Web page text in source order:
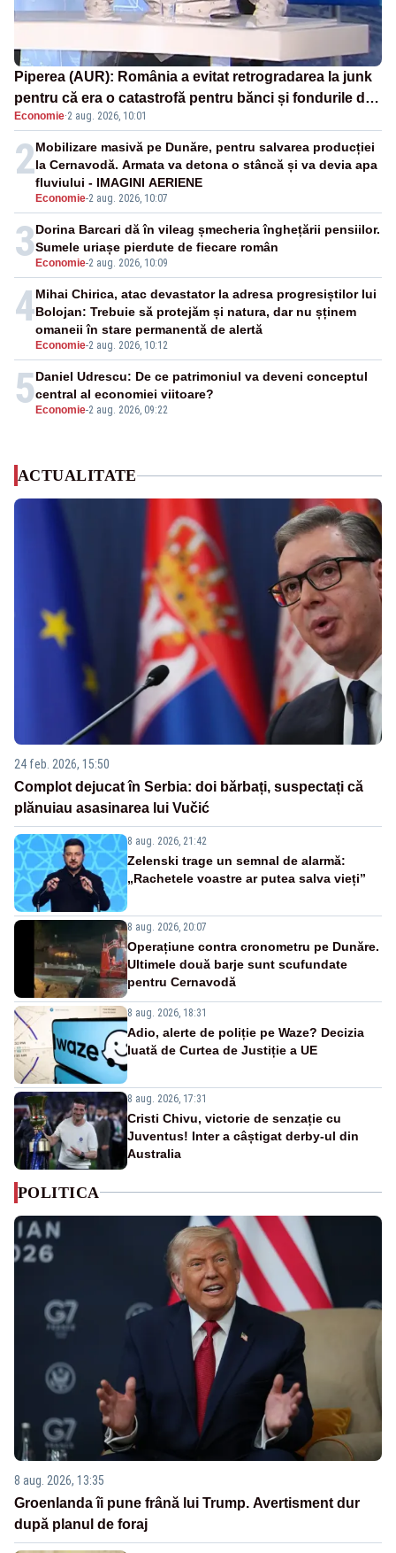
Piperea (AUR): România a evitat retrogradarea la junk
pentru că era o catastrofă pentru bănci și fondurile de
pensii
Economie·2 aug. 2026, 10:01
2
Economie-2 aug. 2026, 10:07
Mobilizare masivă pe Dunăre, pentru salvarea producției
la Cernavodă. Armata va detona o stâncă și va devia apa
fluviului - IMAGINI AERIENE
3 Economie-2 aug. 2026, 10:09
Dorina Barcari dă în vileag șmecheria înghețării pensiilor.
Sumele uriașe pierdute de fiecare român
4
Economie-2 aug. 2026, 10:12
Mihai Chirica, atac devastator la adresa progresiștilor lui
Bolojan: Trebuie să protejăm și natura, dar nu șținem
omaneii în stare permanentă de alertă
5 Economie-2 aug. 2026, 09:22
Daniel Udrescu: De ce patrimoniul va deveni conceptul
central al economiei viitoare?
ACTUALITATE
24 feb. 2026, 15:50
Complot dejucat în Serbia: doi bărbați, suspectați că
plănuiau asasinarea lui Vučić
8 aug. 2026, 21:42
Zelenski trage un semnal de alarmă:
„Rachetele voastre ar putea salva vieți”
8 aug. 2026, 20:07
Operațiune contra cronometru pe Dunăre.
Ultimele două barje sunt scufundate
pentru Cernavodă
8 aug. 2026, 18:31
Adio, alerte de poliție pe Waze? Decizia
luată de Curtea de Justiție a UE
8 aug. 2026, 17:31
Cristi Chivu, victorie de senzație cu
Juventus! Inter a câștigat derby-ul din
Australia
POLITICA
8 aug. 2026, 13:35
Groenlanda îi pune frână lui Trump. Avertisment dur
după planul de foraj